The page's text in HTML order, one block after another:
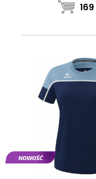
169